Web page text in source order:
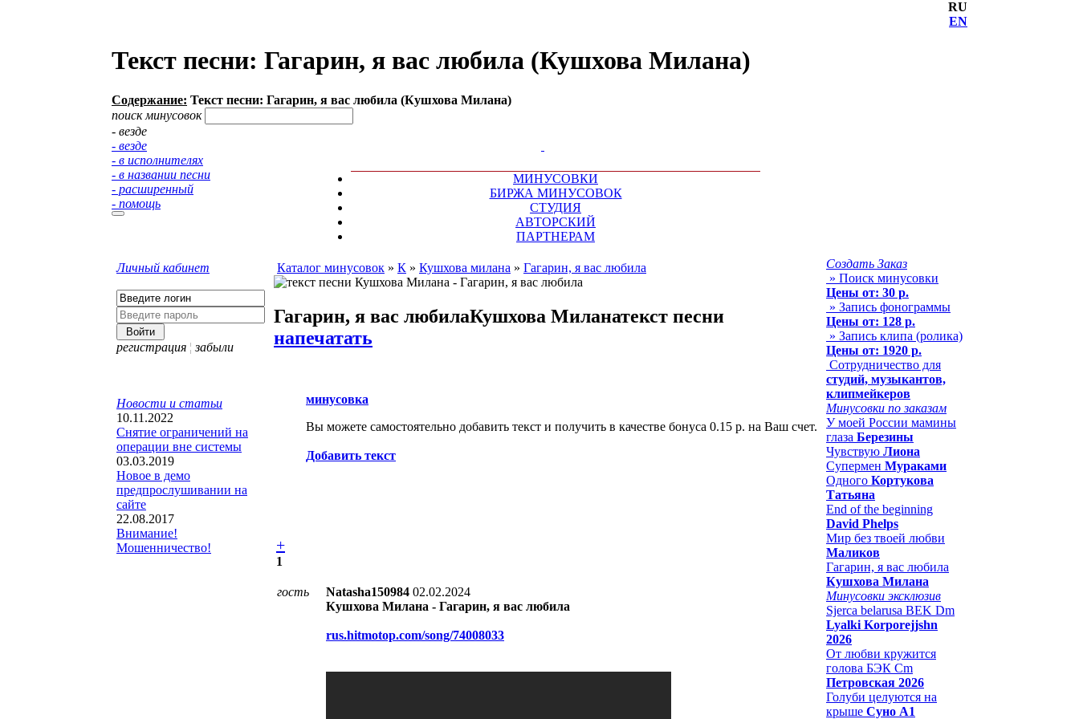
RU
EN
Текст песни: Гагарин, я вас любила (Кушхова Милана)
Содержание: Текст песни: Гагарин, я вас любила (Кушхова Милана)
поиск минусовок
- везде
- везде
- в исполнителях
- в названии песни
- расширенный
- помощь
МИНУСОВКИ
БИРЖА МИНУСОВОК
СТУДИЯ
АВТОРСКИЙ
ПАРТНЕРАМ
Личный кабинет
регистрация ¦ забыли
Новости и статьи
10.11.2022
Снятие ограничений на
операции вне системы
03.03.2019
Новое в демо
предпрослушивании на
сайте
22.08.2017
Внимание!
Мошенничество!
Каталог минусовок » К » Кушхова милана » Гагарин, я вас любила
Гагарин, я вас любилаКушхова Миланатекст песни
напечатать
минусовка
Вы можете самостоятельно добавить текст и получить в качестве бонуса 0.15 р. на Ваш счет.
Добавить текст
+
1
гость Natasha150984 02.02.2024
Кушхова Милана - Гагарин, я вас любила
rus.hitmotop.com/song/74008033
Создать Заказ
» Поиск минусовки
Цены от: 30 р.
» Запись фонограммы
Цены от: 128 р.
» Запись клипа (ролика)
Цены от: 1920 р.
Сотрудничество для
студий, музыкантов,
клипмейкеров
Минусовки по заказам
У моей России мамины
глаза Березины
Чувствую Лиона
Супермен Мураками
Одного Кортукова
Татьяна
End of the beginning
David Phelps
Мир без твоей любви
Маликов
Гагарин, я вас любила
Кушхова Милана
Минусовки эксклюзив
Sjerca belarusa BEK Dm
Lyalki Korporejjshn
2026
От любви кружится
голова БЭК Cm
Петровская 2026
Голуби целуются на
крыше Суно А1